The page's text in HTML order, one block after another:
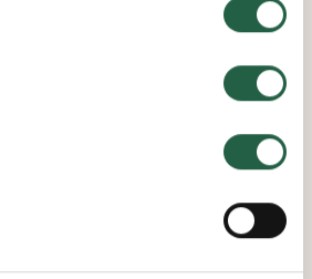
informasjonskapsler og annen